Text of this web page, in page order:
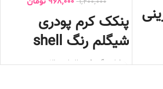
پنکک کرم پودری
شیگلم رنگ shell
پوشانندگی فوق العاده بالا